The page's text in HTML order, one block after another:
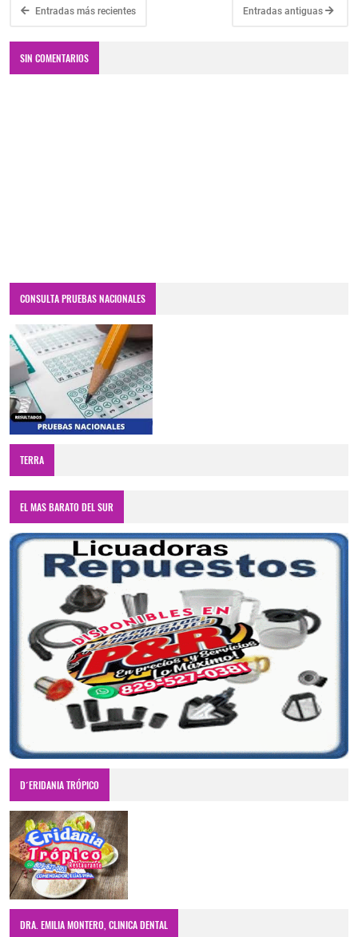
Entradas más recientes Entradas antiguas
SIN COMENTARIOS
CONSULTA PRUEBAS NACIONALES
TERRA
EL MAS BARATO DEL SUR
D´ERIDANIA TRÓPICO
DRA. EMILIA MONTERO, CLINICA DENTAL